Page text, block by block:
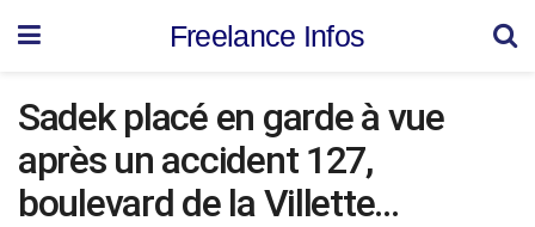
Freelance Infos
Sadek placé en garde à vue
après un accident 127,
boulevard de la Villette…